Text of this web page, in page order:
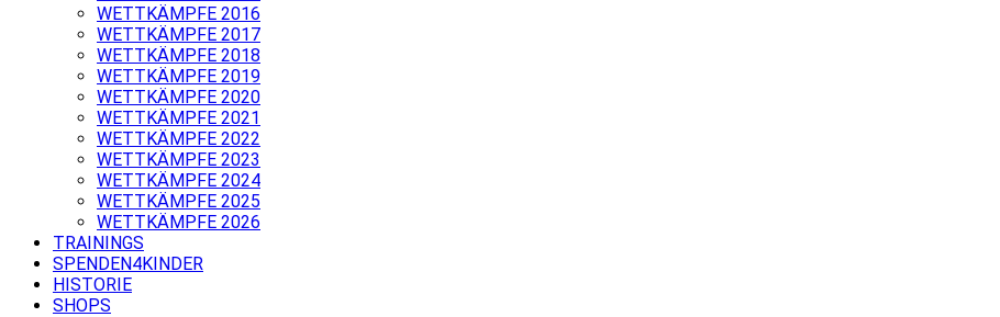
WETTKÄMPFE 2016
WETTKÄMPFE 2017
WETTKÄMPFE 2018
WETTKÄMPFE 2019
WETTKÄMPFE 2020
WETTKÄMPFE 2021
WETTKÄMPFE 2022
WETTKÄMPFE 2023
WETTKÄMPFE 2024
WETTKÄMPFE 2025
WETTKÄMPFE 2026
TRAININGS
SPENDEN4KINDER
HISTORIE
SHOPS